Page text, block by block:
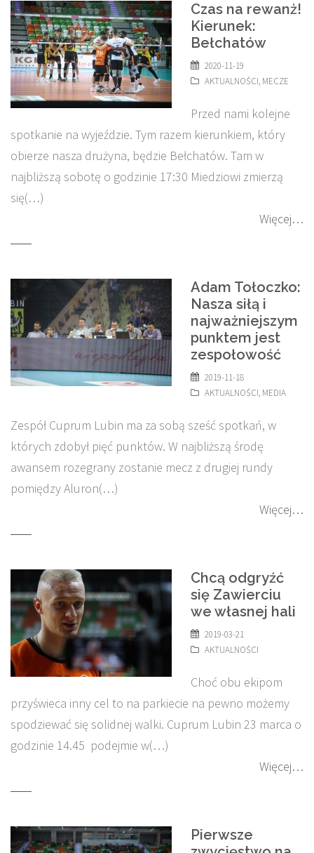
Czas na rewanż!
Kierunek:
Bełchatów
2020-11-19
AKTUALNOŚCI, MECZE
Przed nami kolejne
spotkanie na wyjeździe. Tym razem kierunkiem, który
obierze nasza drużyna, będzie Bełchatów. Tam w
najbliższą sobotę o godzinie 17:30 Miedziowi zmierzą
się(…)
Więcej…
Adam Tołoczko:
Nasza siłą i
najważniejszym
punktem jest
zespołowość
2019-11-18
AKTUALNOŚCI, MEDIA
Zespół Cuprum Lubin ma za sobą sześć spotkań, w
których zdobył pięć punktów. W najbliższą środę
awansem rozegrany zostanie mecz z drugiej rundy
pomiędzy Aluron(…)
Więcej…
Chcą odgryźć
się Zawierciu
we własnej hali
2019-03-21
AKTUALNOŚCI
Choć obu ekipom
przyświeca inny cel to na parkiecie na pewno możemy
spodziewać się solidnej walki. Cuprum Lubin 23 marca o
godzinie 14.45 podejmie w(…)
Więcej…
Pierwsze